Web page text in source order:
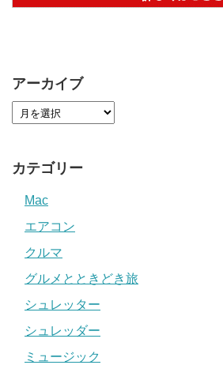
アーカイブ
カテゴリー
Mac
エアコン
クルマ
グルメとときどき旅
シュレッター
シュレッダー
ミュージック